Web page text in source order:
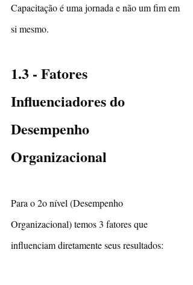
Capacitação é uma jornada e não um fim em
si mesmo.
1.3 - Fatores
Influenciadores do
Desempenho
Organizacional
Para o 2o nível (Desempenho
Organizacional) temos 3 fatores que
influenciam diretamente seus resultados: